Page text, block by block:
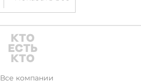
Все компании